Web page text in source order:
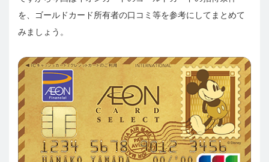
を、ゴールドカード所有者の口コミ等を参考にしてまとめて
みましょう。